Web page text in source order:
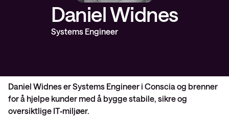
Daniel Widnes
Systems Engineer
Daniel Widnes er Systems Engineer i Conscia og brenner
for å hjelpe kunder med å bygge stabile, sikre og
oversiktlige IT‑miljøer.